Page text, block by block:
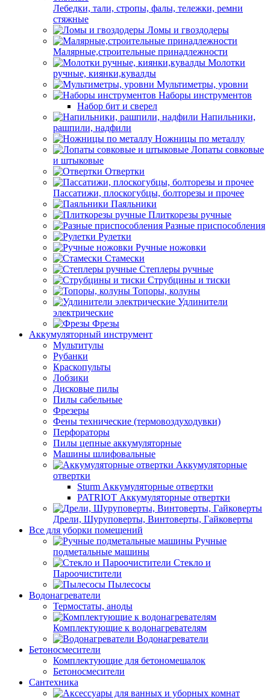
Лебедки, тали, стропы, фалы, тележки, ремни
стяжные
Ломы и гвоздодеры
Малярные,строительные принадлежности
Молотки
ручные, киянки,кувалды
Мультиметры, уровни
Наборы инструментов
Набор бит и сверел
Напильники,
рашпили, надфили
Ножницы по металлу
Лопаты совковые
и штыковые
Отвертки
Пассатижи, плоскогубцы, болторезы и прочее
Паяльники
Плиткорезы ручные
Разные приспособления
Рулетки
Ручные ножовки
Стамески
Степлеры ручные
Струбцины и тиски
Топоры, колуны
Удлинители
электрические
Фрезы
Аккумуляторный инструмент
Мультитулы
Рубанки
Краскопульты
Лобзики
Дисковые пилы
Пилы сабельные
Фрезеры
Фены технические (термовоздуходувки)
Перфораторы
Пилы цепные аккумуляторные
Машины шлифовальные
Аккумуляторные
отвертки
Sturm Аккумуляторные отвертки
PATRIOT Аккумуляторные отвертки
Дрели, Шуруповерты, Винтоверты, Гайковерты
Все для уборки помещений
Ручные
подметальные машины
Стекло и
Пароочистители
Пылесосы
Водонагреватели
Термостаты, аноды
Комплектующие к водонагревателям
Водонагреватели
Бетоносмесители
Комплектующие для бетономешалок
Бетоносмесители
Сантехника